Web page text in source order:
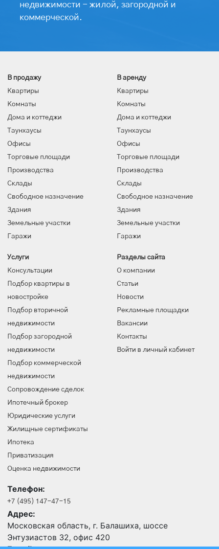
недвижимости - жилой, загородной и
коммерческой.
В продажу
Квартиры
Комнаты
Дома и коттеджи
Таунхаусы
Офисы
Торговые площади
Производства
Склады
Свободное назначение
Здания
Земельные участки
Гаражи
В аренду
Квартиры
Комнаты
Дома и коттеджи
Таунхаусы
Офисы
Торговые площади
Производства
Склады
Свободное назначение
Здания
Земельные участки
Гаражи
Услуги
Консультации
Подбор квартиры в
новостройке
Подбор вторичной
недвижимости
Подбор загородной
недвижимости
Подбор коммерческой
недвижимости
Сопровождение сделок
Ипотечный брокер
Юридические услуги
Жилищные сертификаты
Ипотека
Приватизация
Оценка недвижимости
Разделы сайта
О компании
Статьи
Новости
Рекламные площадки
Вакансии
Контакты
Войти в личный кабинет
Телефон:
+7 (495) 147-47-15
Адрес:
Московская область, г. Балашиха, шоссе
Энтузиастов 32, офис 420